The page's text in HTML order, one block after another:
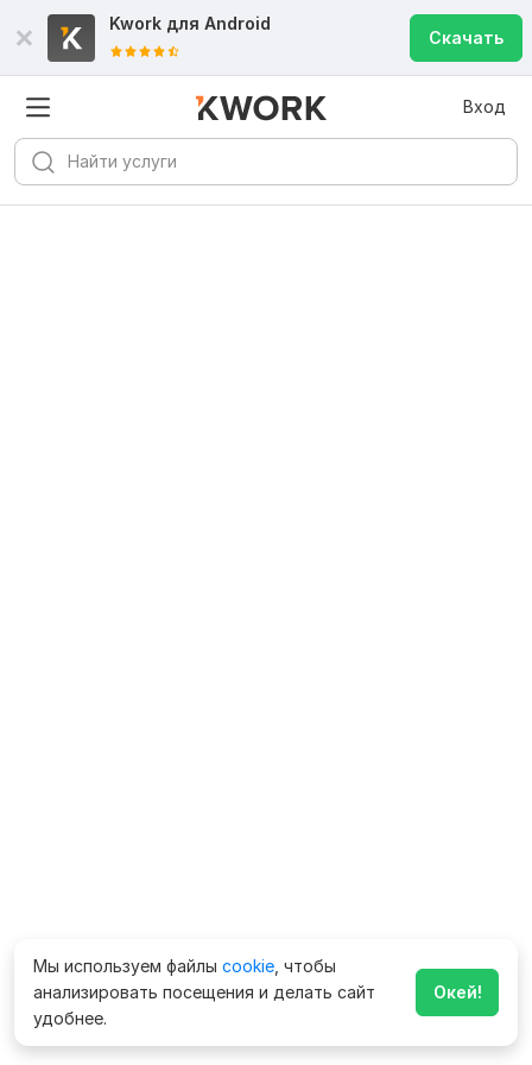
Kwork для Android
Скачать
Вход
Мы используем файлы cookie , чтобы
анализировать посещения и делать сайт
удобнее.
Окей!